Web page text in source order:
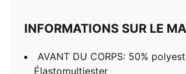
INFORMATIONS SUR LE
AVANT DU CORPS: 50%
Élastomultiester